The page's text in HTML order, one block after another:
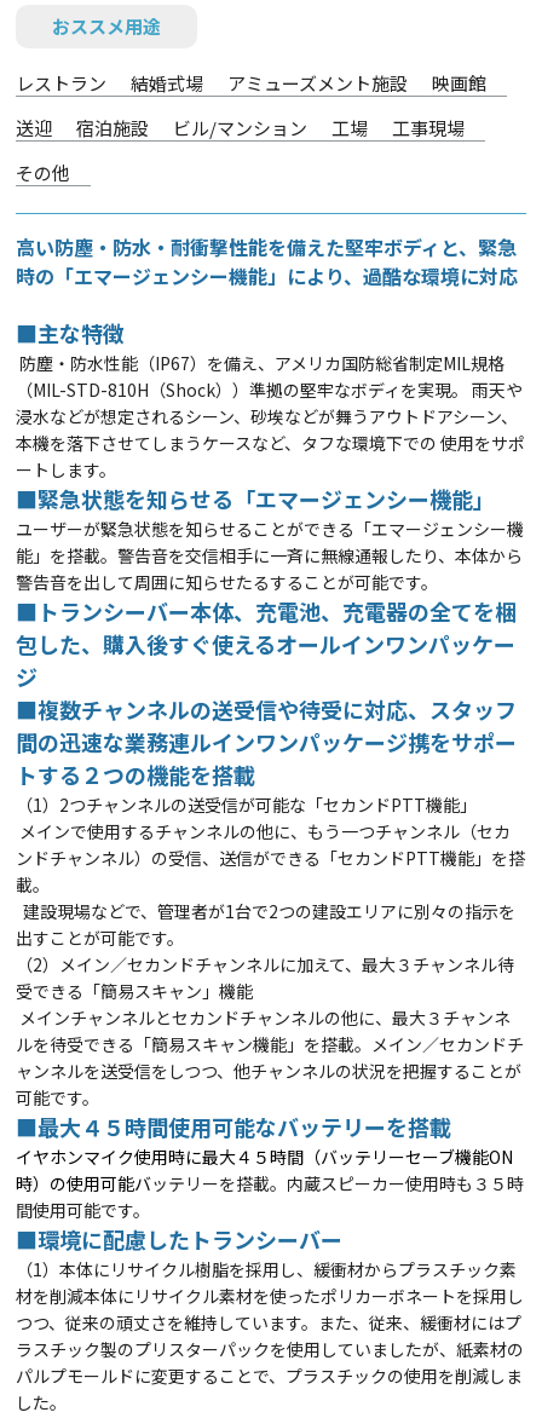
おススメ用途
レストラン 結婚式場 アミューズメント施設
映画館
送迎
宿泊施設 ビル/マンション 工場
工事現場
その他
高い防塵・防水・耐衝撃性能を備えた堅牢ボディと、緊急
時の「エマージェンシー機能」により、過酷な環境に対応
■主な特徴
防塵・防水性能（IP67）を備え、アメリカ国防総省制定MIL規格
（MIL-STD-810H（Shock））準拠の堅牢なボディを実現。 雨天や
浸水などが想定されるシーン、砂埃などが舞うアウトドアシーン、
本機を落下させてしまうケースなど、タフな環境下での 使用をサポ
ートします。
■緊急状態を知らせる「エマージェンシー機能」
ユーザーが緊急状態を知らせることができる「エマージェンシー機
能」を搭載。警告音を交信相手に一斉に無線通報したり、本体から
警告音を出して周囲に知らせたるすることが可能です。
■トランシーバー本体、充電池、充電器の全てを梱
包した、購入後すぐ使えるオールインワンパッケー
ジ
■複数チャンネルの送受信や待受に対応、スタッフ
間の迅速な業務連ルインワンパッケージ携をサポー
トする２つの機能を搭載
（1）2つチャンネルの送受信が可能な「セカンドPTT機能」
メインで使用するチャンネルの他に、もう一つチャンネル（セカ
ンドチャンネル）の受信、送信ができる「セカンドPTT機能」を搭
載。
建設現場などで、管理者が1台で2つの建設エリアに別々の指示を
出すことが可能です。
（2）メイン／セカンドチャンネルに加えて、最大３チャンネル待
受できる「簡易スキャン」機能
メインチャンネルとセカンドチャンネルの他に、最大３チャンネ
ルを待受できる「簡易スキャン機能」を搭載。メイン／セカンドチ
ャンネルを送受信をしつつ、他チャンネルの状況を把握することが
可能です。
■最大４５時間使用可能なバッテリーを搭載
イヤホンマイク使用時に最大４５時間（バッテリーセーブ機能ON
時）の使用可能バッテリーを搭載。内蔵スピーカー使用時も３５時
間使用可能です。
■環境に配慮したトランシーバー
（1）本体にリサイクル樹脂を採用し、緩衝材からプラスチック素
材を削減本体にリサイクル素材を使ったポリカーボネートを採用し
つつ、従来の頑丈さを維持しています。また、従来、緩衝材にはプ
ラスチック製のプリスターパックを使用していましたが、紙素材の
パルプモールドに変更することで、プラスチックの使用を削減しま
した。